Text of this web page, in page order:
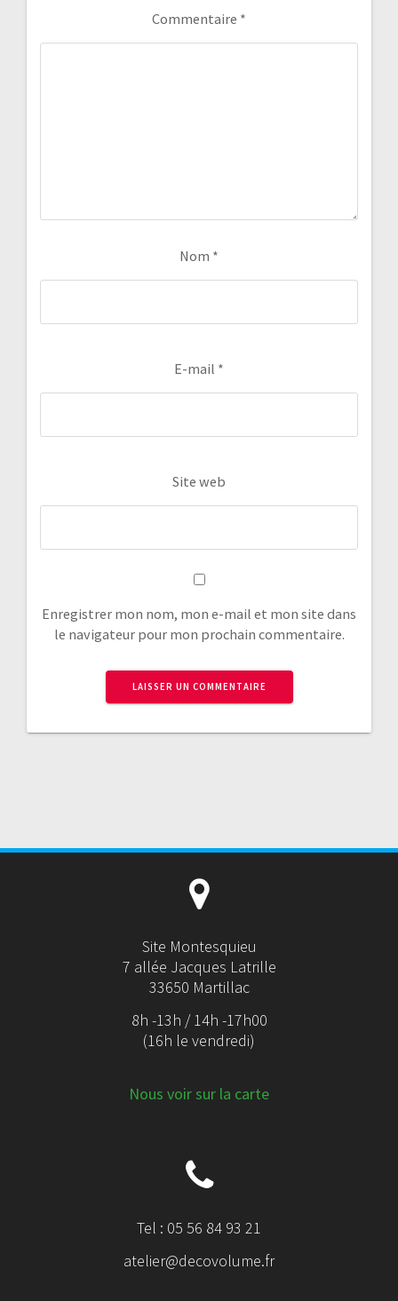
Commentaire *
Nom *
E-mail *
Site web
Enregistrer mon nom, mon e-mail et mon site dans
le navigateur pour mon prochain commentaire.
Site Montesquieu
7 allée Jacques Latrille
33650 Martillac
8h -13h / 14h -17h00
(16h le vendredi)
Nous voir sur la carte
Tel : 05 56 84 93 21
atelier@decovolume.fr